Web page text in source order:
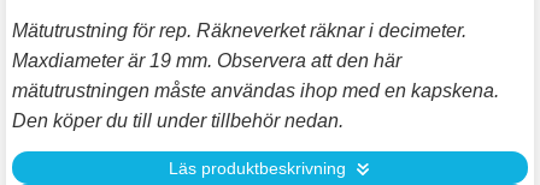
Mätutrustning för rep. Räkneverket räknar i decimeter.
Maxdiameter är 19 mm. Observera att den här
mätutrustningen måste användas ihop med en kapskena.
Den köper du till under tillbehör nedan.
Läs produktbeskrivning